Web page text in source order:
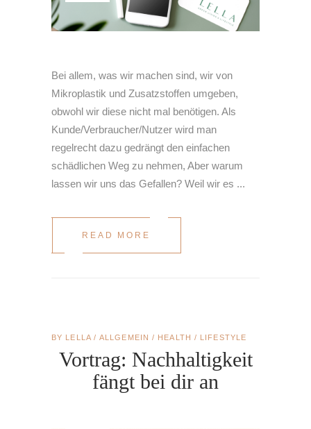
Bei allem, was wir machen sind, wir von
Mikroplastik und Zusatzstoffen umgeben,
obwohl wir diese nicht mal benötigen. Als
Kunde/Verbraucher/Nutzer wird man
regelrecht dazu gedrängt den einfachen
schädlichen Weg zu nehmen, Aber warum
lassen wir uns das Gefallen? Weil wir es
READ MORE
BY LELLA ALLGEMEIN / HEALTH / LIFESTYLE
Vortrag: Nachhaltigkeit
fängt bei dir an